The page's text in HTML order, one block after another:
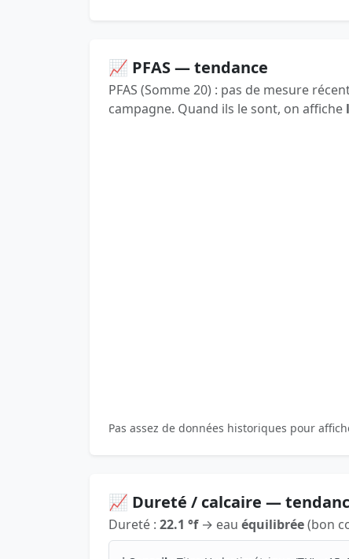
📈 PFAS — tendance
PFAS (Somme 20) : pas de mesure
campagne. Quand ils le sont, on affiche
Pas assez de données historiques pour
📈 Dureté / calcaire —
Dureté : 22.1 °f→ eau équilibrée(bon